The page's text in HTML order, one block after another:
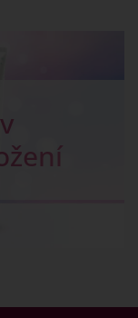
-